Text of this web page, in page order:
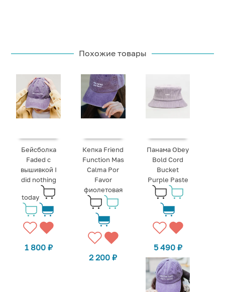
Похожие товары
Бейсболка
Faded с
вышивкой I
did nothing
today
1 800 ₽
Кепка Friend
Function Mas
Calma Por
Favor
фиолетовая
2 200₽
Панама Obey
Bold Cord
Bucket
Purple Paste
5 490 ₽